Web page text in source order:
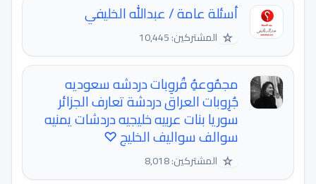
أسئلة عامة / عبدالله الخليفي
☆ المشتركين: 10,445
مجمُوعهُِ قُروِبات دردشه سعوديه
جُرِوبات العراق دردشة تعارف الجزائر
سوريا بنات عربيه خليجيه دردشات يمنيه
سوالف سواليف الخليج ♡
☆ المشتركين: 8,018